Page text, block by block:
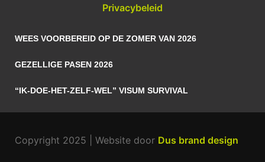
Privacybeleid
WEES VOORBEREID OP DE ZOMER VAN 2026
GEZELLIGE PASEN 2026
“IK-DOE-HET-ZELF-WEL” VISUM SURVIVAL
Copyright 2025 | Website door Dus brand design